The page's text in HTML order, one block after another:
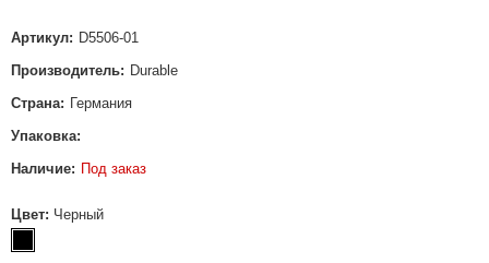
Артикул: D5506-01
Производитель: Durable
Страна: Германия
Упаковка:
Наличие: Под заказ
Цвет: Черный